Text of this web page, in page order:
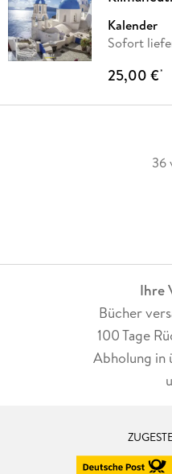
Kalender
Sofort
25,00 €*
36
Ihre
Bücher
100 Tage
Abholung in